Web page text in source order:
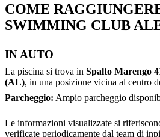
COME
SWIMMING CLUB
IN AUTO
La piscina si trova in Spalto Marengo
(AL), in una posizione vicina al centro
Parcheggio: Ampio parcheggio
Le informazioni visualizzate si
verificate periodicamente dal team di